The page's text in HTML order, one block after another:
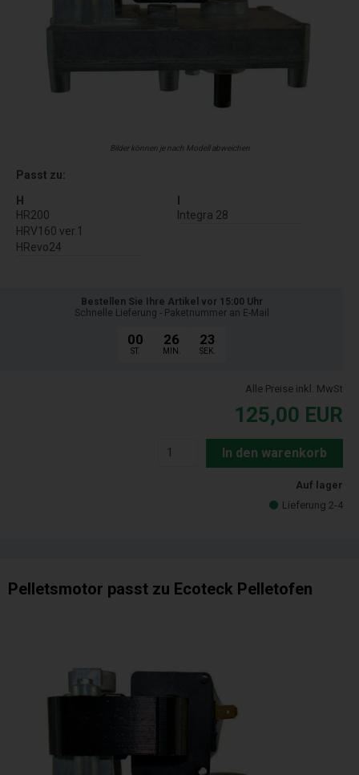
Bilder können je nach Modell abweichen
Passt zu:
H
HR200
HRV160 ver.1
HRevo24
Integra 28
Bestellen Sie Ihre Artikel vor 15:00 Uhr
Schnelle Lieferung - Paketnummer an E-Mail
00
ST.
26
MIN.
22
SEK.
Alle Preise inkl. MwSt
125,00 EUR
In den warenkorb
Auf lager
Lieferung 2-4
Pelletsmotor passt zu Ecoteck Pelletofen